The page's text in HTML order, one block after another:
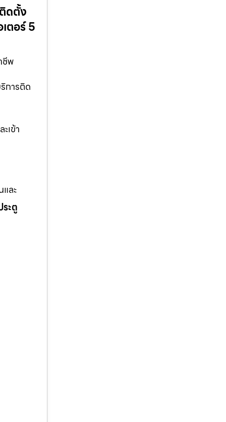
ดตั้ง
ตอร์ 5
ชีพ
การติด
เข้า
ละ
ะตู